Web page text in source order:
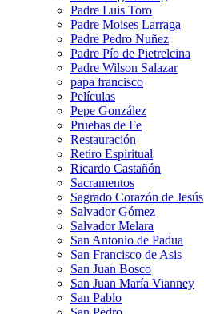
Padre Luis Toro
Padre Moises Larraga
Padre Pedro Nuñez
Padre Pío de Pietrelcina
Padre Wilson Salazar
papa francisco
Películas
Pepe González
Pruebas de Fe
Restauración
Retiro Espiritual
Ricardo Castañón
Sacramentos
Sagrado Corazón de Jesús
Salvador Gómez
Salvador Melara
San Antonio de Padua
San Francisco de Asis
San Juan Bosco
San Juan María Vianney
San Pablo